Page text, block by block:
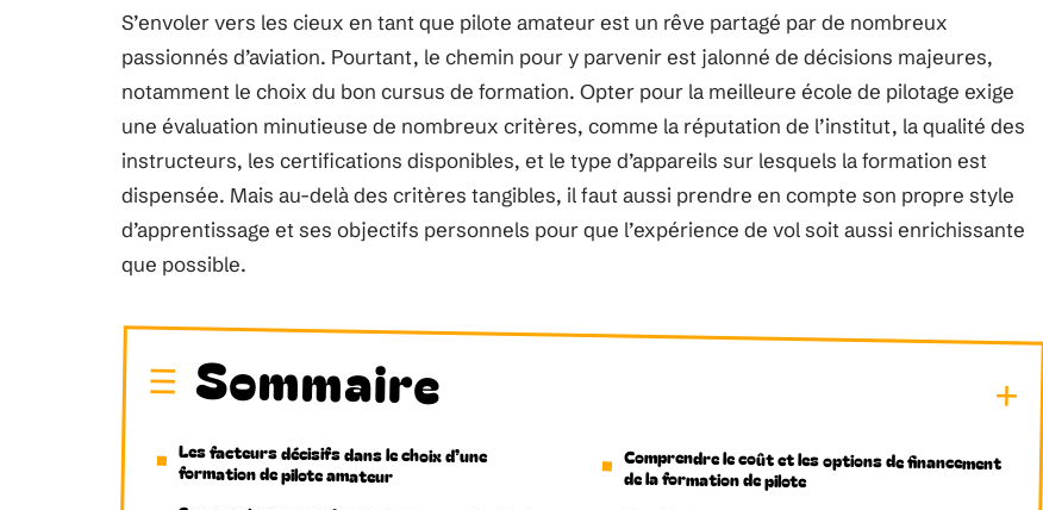
S’envoler vers les cieux en tant que pilote amateur est un rêve partagé par de nombreux
passionnés d’aviation. Pourtant, le chemin pour y parvenir est jalonné de décisions majeures,
notamment le choix du bon cursus de formation. Opter pour la meilleure école de pilotage exige
une évaluation minutieuse de nombreux critères, comme la réputation de l’institut, la qualité des
instructeurs, les certifications disponibles, et le type d’appareils sur lesquels la formation est
dispensée. Mais au-delà des critères tangibles, il faut aussi prendre en compte son propre style
d’apprentissage et ses objectifs personnels pour que l’expérience de vol soit aussi enrichissante
que possible.
Sommaire
Les facteurs décisifs dans le choix d’une
formation de pilote amateur Comprendre le coût et les options de financement
de la formation de pilote